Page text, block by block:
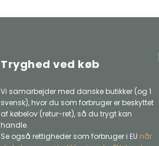
Tryghed ved køb
Vi samarbejder med danske butikker (og 1
svensk), hvor du som forbruger er beskyttet
af købelov (retur-ret), så du trygt kan
handle.
Se også rettigheder som forbruger i EU når